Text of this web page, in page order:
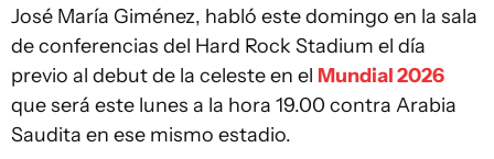
José María Giménez, habló este domingo en la sala
de conferencias del Hard Rock Stadium el día
previo al debut de la celeste en el Mundial 2026
que será este lunes a la hora 19.00 contra Arabia
Saudita en ese mismo estadio.